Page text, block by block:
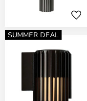
SUMMER DEAL